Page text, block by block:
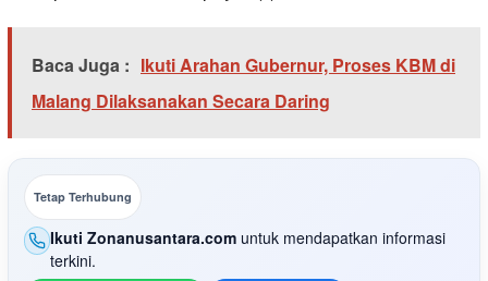
Baca Juga : Ikuti Arahan Gubernur, Proses KBM di
Malang Dilaksanakan Secara Daring
Tetap Terhubung
Ikuti Zonanusantara.com untuk mendapatkan informasi
terkini.